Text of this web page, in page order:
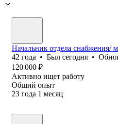
Начальник отдела снабжения/
42 года • Был сегодня •
120 000 ₽
Активно ищет работу
Общий опыт
23 года 1 месяц